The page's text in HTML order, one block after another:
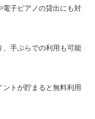
電子ピアノの貸出にも対
、手ぶらでの利用も可能
トが貯まると無料利用